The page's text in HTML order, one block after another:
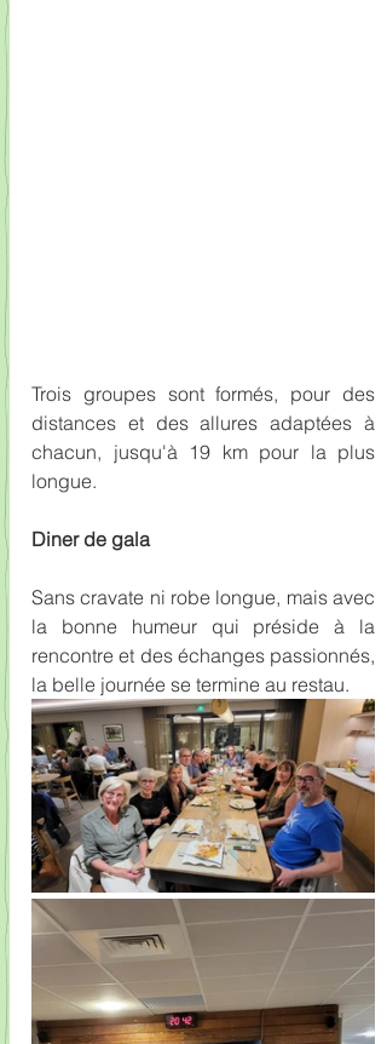
Trois groupes sont formés, pour des
distances et des allures adaptées à
chacun, jusqu'à 19 km pour la plus
longue.
Diner de gala
Sans cravate ni robe longue, mais avec
la bonne humeur qui préside à la
rencontre et des échanges passionnés,
la belle journée se termine au restau.